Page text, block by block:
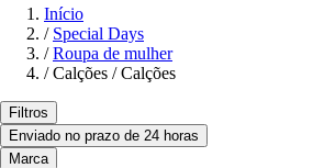
Início
/ Special Days
/ Roupa de mulher
/ Calções / Calções
Filtros
Enviado no prazo de 24 horas
Marca